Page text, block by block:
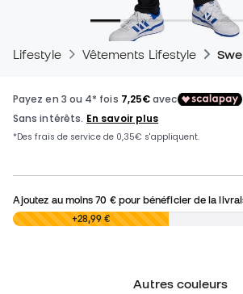
Lifestyle Vêtements Lifestyle
Ajoutez au moins70 €pour bénéficier de la
0,00 € +28,99 €
Autres couleurs